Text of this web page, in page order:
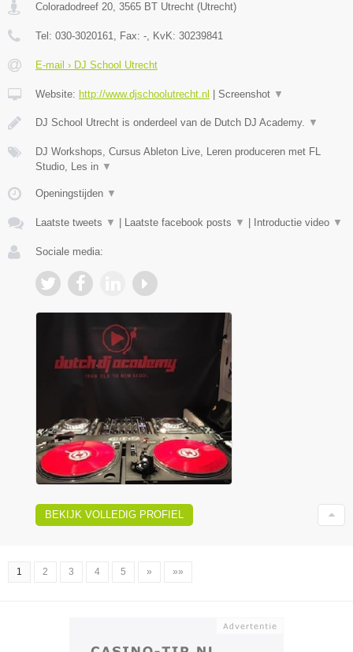
Coloradodreef 20, 3565 BT Utrecht (Utrecht)
Tel: 030-3020161, Fax: -, KvK: 30239841
E-mail › DJ School Utrecht
Website: http://www.djschoolutrecht.nl Screenshot ▼
DJ School Utrecht is onderdeel van de Dutch DJ Academy. ▼
DJ Workshops, Cursus Ableton Live, Leren produceren met FL
Studio, Les in ▼
Openingstijden ▼
Laatste tweets ▼ Laatste facebook posts ▼ Introductie video ▼
Sociale media:
BEKIJK VOLLEDIG PROFIEL
1 2 3 4 5 » »»